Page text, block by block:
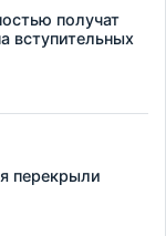
получат
вступительных
перекрыли